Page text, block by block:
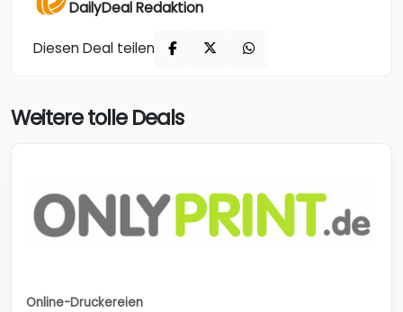
DailyDeal Redaktion
Diesen Deal teilen
Weitere tolle Deals
Online-Druckereien